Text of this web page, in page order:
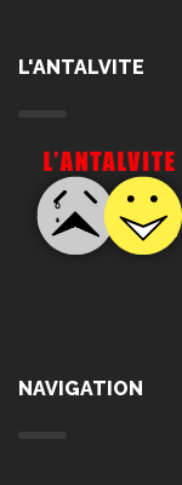
L'ANTALVITE
NAVIGATION